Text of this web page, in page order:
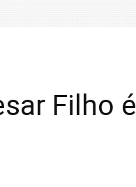
Filho é